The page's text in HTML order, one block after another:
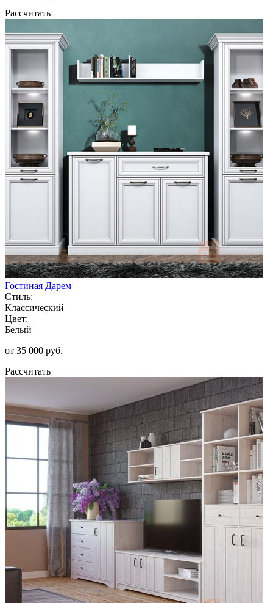
Рассчитать
Гостиная Дарем
Стиль:
Классический
Цвет:
Белый
от 35 000 руб.
Рассчитать